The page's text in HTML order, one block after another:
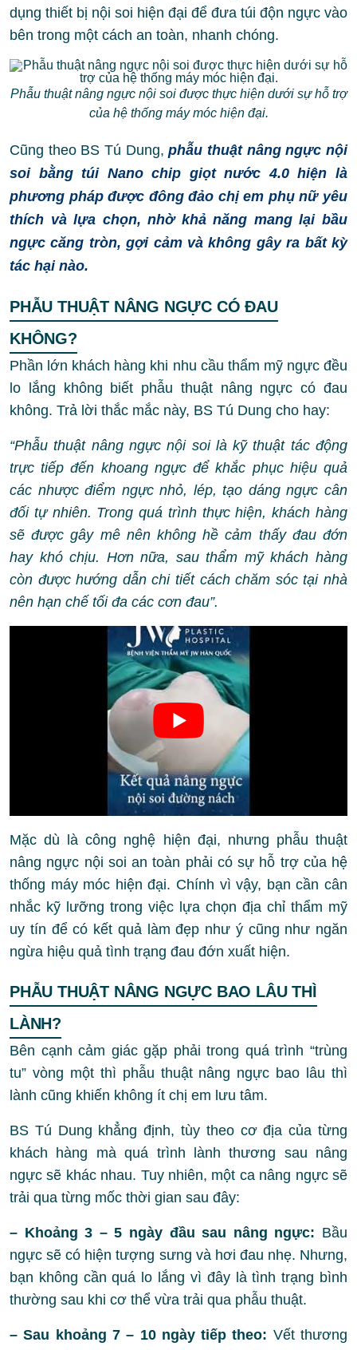
dụng thiết bị nội soi hiện đại để đưa túi độn ngực vào
bên trong một cách an toàn, nhanh chóng.
Phẫu thuật nâng ngực nội soi được thực hiện dưới sự hỗ trợ
của hệ thống máy móc hiện đại.
Cũng theo BS Tú Dung,phẫu thuật nâng ngực nội
soi bằng túi Nano chip giọt nước 4.0 hiện là
phương pháp được đông đảo chị em phụ nữ yêu
thích và lựa chọn, nhờ khả năng mang lại bầu
ngực căng tròn, gợi cảm và không gây ra bất kỳ
tác hại nào.
PHẪU THUẬT NÂNG NGỰC CÓ ĐAU
KHÔNG?
Phần lớn khách hàng khi nhu cầu thẩm mỹ ngực đều
lo lắng không biết phẫu thuật nâng ngực có đau
không. Trả lời thắc mắc này, BS Tú Dung cho hay:
“Phẫu thuật nâng ngực nội soi là kỹ thuật tác động
trực tiếp đến khoang ngực để khắc phục hiệu quả
các nhược điểm ngực nhỏ, lép, tạo dáng ngực cân
đối tự nhiên. Trong quá trình thực hiện, khách hàng
sẽ được gây mê nên không hề cảm thấy đau đớn
hay khó chịu. Hơn nữa, sau thẩm mỹ khách hàng
còn được hướng dẫn chi tiết cách chăm sóc tại nhà
nên hạn chế tối đa các cơn đau”.
Mặc dù là công nghệ hiện đại, nhưng phẫu thuật
nâng ngực nội soi an toàn phải có sự hỗ trợ của hệ
thống máy móc hiện đại. Chính vì vậy, bạn cần cân
nhắc kỹ lưỡng trong việc lựa chọn địa chỉ thẩm mỹ
uy tín để có kết quả làm đẹp như ý cũng như ngăn
ngừa hiệu quả tình trạng đau đớn xuất hiện.
PHẪU THUẬT NÂNG NGỰC BAO LÂU THÌ
LÀNH?
Bên cạnh cảm giác gặp phải trong quá trình “trùng
tu” vòng một thì phẫu thuật nâng ngực bao lâu thì
lành cũng khiến không ít chị em lưu tâm.
BS Tú Dung khẳng định, tùy theo cơ địa của từng
khách hàng mà quá trình lành thương sau nâng
ngực sẽ khác nhau. Tuy nhiên, một ca nâng ngực sẽ
trải qua từng mốc thời gian sau đây:
– Khoảng 3 – 5 ngày đầu sau nâng ngực: Bầu
ngực sẽ có hiện tượng sưng và hơi đau nhẹ. Nhưng,
bạn không cần quá lo lắng vì đây là tình trạng bình
thường sau khi cơ thể vừa trải qua phẫu thuật.
– Sau khoảng 7 – 10 ngày tiếp theo: Vết thương